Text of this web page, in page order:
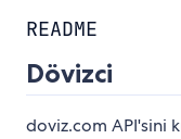
README
Dövizci
doviz.com API'sini